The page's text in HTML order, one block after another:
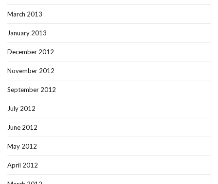
March 2013
January 2013
December 2012
November 2012
September 2012
July 2012
June 2012
May 2012
April 2012